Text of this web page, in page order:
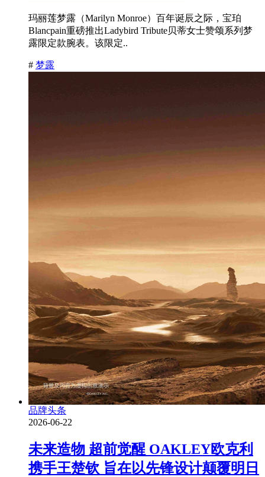
玛丽莲梦露（Marilyn Monroe）百年诞辰之际，宝珀
Blancpain重磅推出Ladybird Tribute贝蒂女士赞颂系列梦
露限定款腕表。该限定..
# 梦露
品牌头条
2026-06-22
未来造物 超前觉醒 OAKLEY欧克利
携手王楚钦 旨在以先锋设计颠覆明日